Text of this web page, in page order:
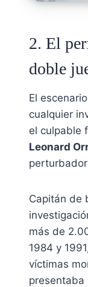
2. El
doble
El
cualquier
el culpable
Leonard
Capitán de
más de
1984 y
víctimas
presentaba